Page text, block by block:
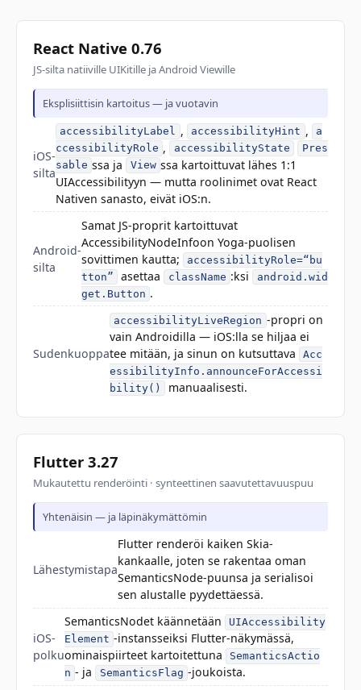
React Native 0.76
JS-silta natiiville UIKitille ja Android Viewille
Eksplisiittisin kartoitus — ja vuotavin
iOS-
silta
accessibilityLabel , accessibilityHint ,
a
ccessibilityRole , accessibilityState
Pres
sable ssa ja View ssa kartoittuvat lähes 1:1
UIAccessibilityyn — mutta roolinimet ovat React
Nativen sanasto, eivät iOS:n.
Android-
silta
Samat JS-proprit kartoittuvat
AccessibilityNodeInfoon Yoga-puolisen
sovittimen kautta;
accessibilityRole=“bu
tton”
asettaa className :ksi
android.wid
get.Button .
Sudenkuoppa
accessibilityLiveRegion -propri on
vain Androidilla — iOS:lla se hiljaa ei
tee mitään, ja sinun on kutsuttava
Acc
essibilityInfo.announceForAccessi
bility()
manuaalisesti.
Flutter 3.27
Mukautettu renderöinti · synteettinen saavutettavuuspuu
Yhtenäisin — ja läpinäkymättömin
Lähestymistapa
Flutter renderöi kaiken Skia-
kankaalle, joten se rakentaa oman
SemanticsNode-puunsa ja serialisoi
sen alustalle pyydettäessä.
iOS-
polku
SemanticsNodet käännetään
UIAccessibility
Element -instansseiksi Flutter-näkymässä,
ominaispiirteet kartoitettuna
SemanticsActio
n - ja SemanticsFlag -joukoista.